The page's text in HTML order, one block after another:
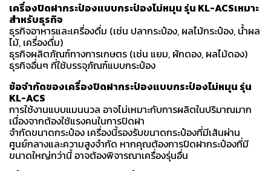
เครื่องปิดฝากระป๋องแบบกระป๋องไม่หมุน รุ่น KL-ACSเหมาะ
สำหรับธุรกิจ
ธุรกิจอาหารและเครื่องดื่ม (เช่น ปลากระป๋อง, ผลไม้กระป๋อง, น้ำผล
ไม้, เครื่องดื่ม)
ธุรกิจผลิตภัณฑ์ทางการเกษตร (เช่น แยม, ผักดอง, ผลไม้ดอง)
ธุรกิจอื่นๆ ที่ใช้บรรจุภัณฑ์แบบกระป๋อง
ข้อจำกัดของเครื่องปิดฝากระป๋องแบบกระป๋องไม่หมุน รุ่น
KL-ACS
การใช้งานแบบแมนนวล อาจไม่เหมาะกับการผลิตในปริมาณมาก
เนื่องจากต้องใช้แรงคนในการปิดฝา
จำกัดขนาดกระป๋อง เครื่องนี้รองรับขนาดกระป๋องที่มีเส้นผ่าน
ศูนย์กลางและความสูงจำกัด หากคุณต้องการปิดฝากระป๋องที่มี
ขนาดใหญ่กว่านี้ อาจต้องพิจารณาเครื่องรุ่นอื่น